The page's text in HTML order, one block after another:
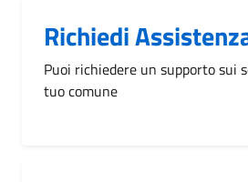
Richiedi
Puoi richiedere un supporto sui
tuo comune